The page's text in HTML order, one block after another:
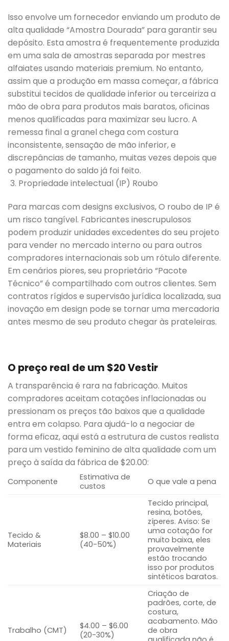
Isso envolve um fornecedor enviando um produto de
alta qualidade “Amostra Dourada” para garantir seu
depósito. Esta amostra é frequentemente produzida
em uma sala de amostras separada por mestres
alfaiates usando materiais premium. No entanto,
assim que a produção em massa começar, a fábrica
substitui tecidos de qualidade inferior ou terceiriza a
mão de obra para produtos mais baratos, oficinas
menos qualificadas para maximizar seu lucro. A
remessa final a granel chega com costura
inconsistente, sensação de mão inferior, e
discrepâncias de tamanho, muitas vezes depois que
o pagamento do saldo já foi feito.
Propriedade intelectual (IP) Roubo
Para marcas com designs exclusivos, O roubo de IP é
um risco tangível. Fabricantes inescrupulosos
podem produzir unidades excedentes do seu projeto
para vender no mercado interno ou para outros
compradores internacionais sob um rótulo diferente.
Em cenários piores, seu proprietário “Pacote
Técnico” é compartilhado com outros clientes. Sem
contratos rígidos e supervisão jurídica localizada, sua
inovação em design pode se tornar uma mercadoria
antes mesmo de seu produto chegar às prateleiras.
O preço real de um $20 Vestir
A transparência é rara na fabricação. Muitos
compradores aceitam cotações inflacionadas ou
pressionam os preços tão baixos que a qualidade
entra em colapso. Para ajudá-lo a negociar de
forma eficaz, aqui está a estrutura de custos realista
para um vestido feminino de alta qualidade com um
preço à saída da fábrica de $20.00:
Componente
Estimativa de
custos
O que vale a pena
Tecido &
Materiais
$8.00 – $10.00
(40-50%)
Tecido principal,
resina, botões,
zíperes. Aviso: Se
uma cotação for
muito baixa, eles
provavelmente
estão trocando
isso por produtos
sintéticos baratos.
Trabalho (CMT)
$4.00 – $6.00
(20-30%)
Criação de
padrões, corte, de
costura,
acabamento. Mão
de obra